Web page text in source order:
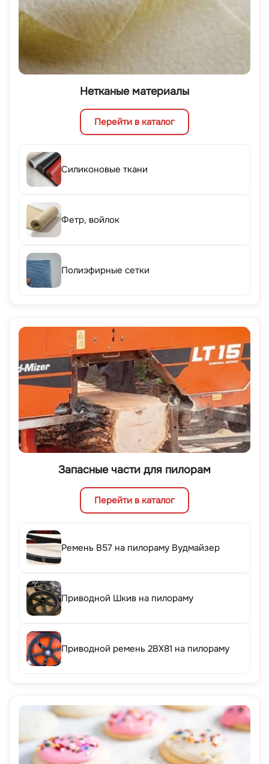
Нетканые материалы
Перейти в каталог
Силиконовые ткани
Фетр, войлок
Полиэфирные сетки
Запасные части для пилорам
Перейти в каталог
Ремень B57 на пилораму Вудмайзер
Приводной Шкив на пилораму
Приводной ремень 2BX81 на пилораму